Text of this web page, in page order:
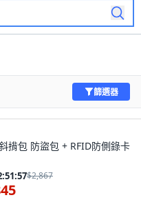
篩選器
揹包 防盜包 + RFID防側錄卡
$2,867